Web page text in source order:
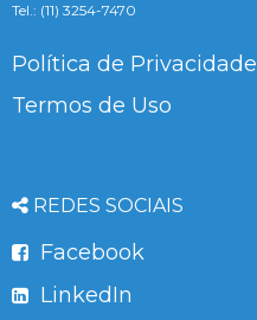
Tel.: (11) 3254-7470
Política de Privacidade
Termos de Uso
REDES SOCIAIS
Facebook
LinkedIn